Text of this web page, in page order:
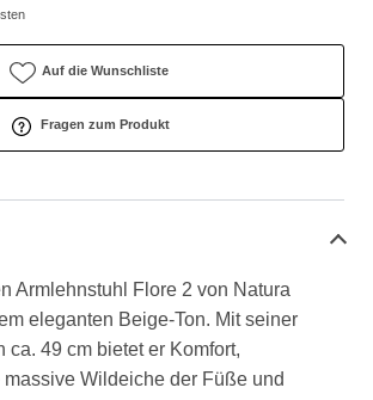
Auf die Wunschliste
Fragen zum Produkt
Armlehnstuhl Flore 2 von Natura
eleganten Beige-Ton. Mit seiner
ca. 49 cm bietet er Komfort,
Wildeiche der Füße und